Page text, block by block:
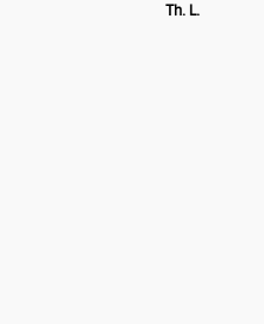
Th. L.